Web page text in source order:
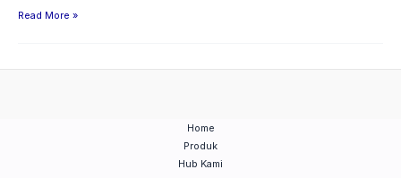
Read More »
Home
Produk
Hub Kami